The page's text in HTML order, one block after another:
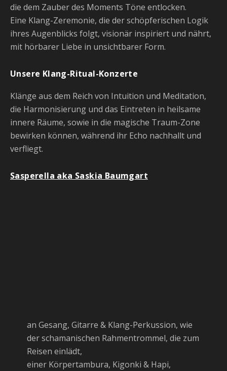
die dem Zauber des Moments Töne entlocken.
Eine Klang-Zeremonie, die der schöpferischen Logik
ihres Augenblicks folgt, visionär inspiriert und nährt,
mit hörbarer Liebe in unsichtbarer Form.
Unsere Klang-Ritual-Konzerte
Klänge aus dem Reich von Intuition und Meditation,
die Harmonisierung und das Eintreten in heilsame
innere Räume, sowie in die magische Traum-Zone
bewirken können, während ihr Echo nachhallt und
verfliegt.
Sasperella aka Saskia Baumgart
an Gesang, Gitarre & Klang-Perkussion, wie
der schamanischen Rahmentrommel, die zum
Reisen einlädt,
einer Körpertambura, Kigonki & Hapi,